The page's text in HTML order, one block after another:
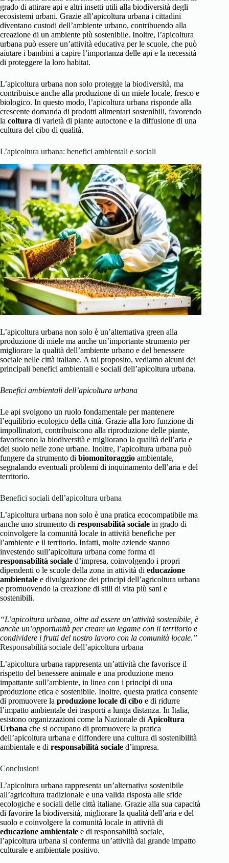
grado di attirare api e altri insetti utili alla biodiversità degli
ecosistemi urbani. Grazie all’apicoltura urbana i cittadini
diventano custodi dell’ambiente urbano, contribuendo alla
creazione di un ambiente più sostenibile. Inoltre, l’apicoltura
urbana può essere un’attività educativa per le scuole, che può
aiutare i bambini a capire l’importanza delle api e la necessità
di proteggere la loro habitat.
L’apicoltura urbana non solo protegge la biodiversità, ma
contribuisce anche alla produzione di un miele locale, fresco e
biologico. In questo modo, l’apicoltura urbana risponde alla
crescente domanda di prodotti alimentari sostenibili, favorendo
la coltura di varietà di piante autoctone e la diffusione di una
cultura del cibo di qualità.
L’apicoltura urbana: benefici ambientali e sociali
L’apicoltura urbana non solo è un’alternativa green alla
produzione di miele ma anche un’importante strumento per
migliorare la qualità dell’ambiente urbano e del benessere
sociale nelle città italiane. A tal proposito, vediamo alcuni dei
principali benefici ambientali e sociali dell’apicoltura urbana.
Benefici ambientali dell’apicoltura urbana
Le api svolgono un ruolo fondamentale per mantenere
l’equilibrio ecologico della città. Grazie alla loro funzione di
impollinatori, contribuiscono alla riproduzione delle piante,
favoriscono la biodiversità e migliorano la qualità dell’aria e
del suolo nelle zone urbane. Inoltre, l’apicoltura urbana può
fungere da strumento di biomonitoraggio ambientale,
segnalando eventuali problemi di inquinamento dell’aria e del
territorio.
Benefici sociali dell’apicoltura urbana
L’apicoltura urbana non solo è una pratica ecocompatibile ma
anche uno strumento di responsabilità sociale in grado di
coinvolgere la comunità locale in attività benefiche per
l’ambiente e il territorio. Infatti, molte aziende stanno
investendo sull’apicoltura urbana come forma di
responsabilità sociale d’impresa, coinvolgendo i propri
dipendenti o le scuole della zona in attività di educazione
ambientale e divulgazione dei principi dell’agricoltura urbana
e promuovendo la creazione di stili di vita più sani e
sostenibili.
“L’apicoltura urbana, oltre ad essere un’attività sostenibile, è
anche un’opportunità per creare un legame con il territorio e
condividere i frutti del nostro lavoro con la comunità locale.”
Responsabilità sociale dell’apicoltura urbana
L’apicoltura urbana rappresenta un’attività che favorisce il
rispetto del benessere animale e una produzione meno
impattante sull’ambiente, in linea con i principi di una
produzione etica e sostenibile. Inoltre, questa pratica consente
di promuovere la produzione locale di cibo e di ridurre
l’impatto ambientale dei trasporti a lunga distanza. In Italia,
esistono organizzazioni come la Nazionale di Apicoltura
Urbana che si occupano di promuovere la pratica
dell’apicoltura urbana e diffondere una cultura di sostenibilità
ambientale e di responsabilità sociale d’impresa.
Conclusioni
L’apicoltura urbana rappresenta un’alternativa sostenibile
all’agricoltura tradizionale e una valida risposta alle sfide
ecologiche e sociali delle città italiane. Grazie alla sua capacità
di favorire la biodiversità, migliorare la qualità dell’aria e del
suolo e coinvolgere la comunità locale in attività di
educazione ambientale e di responsabilità sociale,
l’apicoltura urbana si conferma un’attività dal grande impatto
culturale e ambientale positivo.